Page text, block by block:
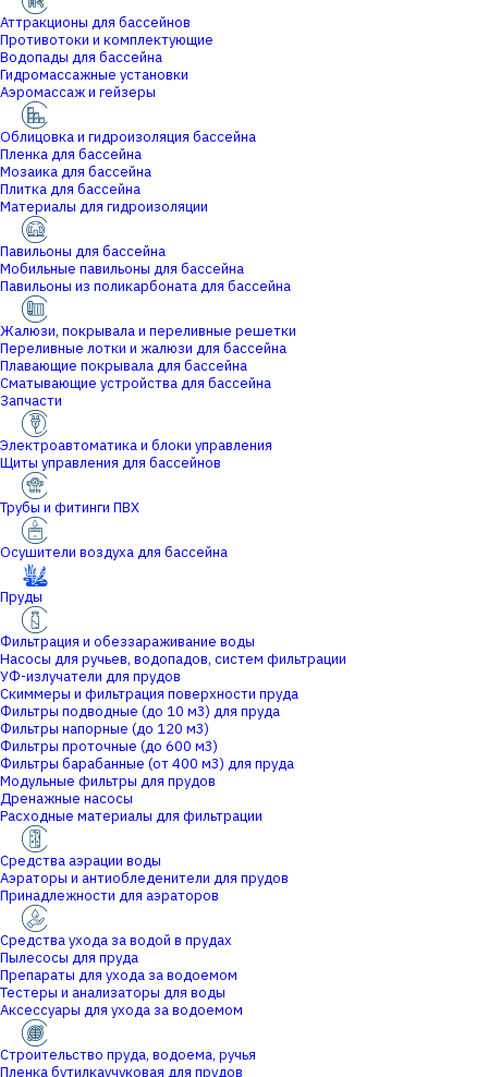
Аттракционы для бассейнов
Противотоки и комплектующие
Водопады для бассейна
Гидромассажные установки
Аэромассаж и гейзеры
Облицовка и гидроизоляция бассейна
Пленка для бассейна
Мозаика для бассейна
Плитка для бассейна
Материалы для гидроизоляции
Павильоны для бассейна
Мобильные павильоны для бассейна
Павильоны из поликарбоната для бассейна
Жалюзи, покрывала и переливные решетки
Переливные лотки и жалюзи для бассейна
Плавающие покрывала для бассейна
Сматывающие устройства для бассейна
Запчасти
Электроавтоматика и блоки управления
Щиты управления для бассейнов
Трубы и фитинги ПВХ
Осушители воздуха для бассейна
Пруды
Фильтрация и обеззараживание воды
Насосы для ручьев, водопадов, систем фильтрации
УФ-излучатели для прудов
Скиммеры и фильтрация поверхности пруда
Фильтры подводные (до 10 м3) для пруда
Фильтры напорные (до 120 м3)
Фильтры проточные (до 600 м3)
Фильтры барабанные (от 400 м3) для пруда
Модульные фильтры для прудов
Дренажные насосы
Расходные материалы для фильтрации
Средства аэрации воды
Аэраторы и антиобледенители для прудов
Принадлежности для аэраторов
Средства ухода за водой в прудах
Пылесосы для пруда
Препараты для ухода за водоемом
Тестеры и анализаторы для воды
Аксессуары для ухода за водоемом
Строительство пруда, водоема, ручья
Пленка бутилкаучуковая для прудов